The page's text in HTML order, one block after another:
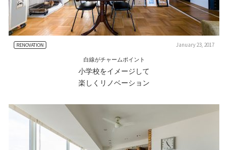
RENOVATION January 23, 2017
白線がチャームポイント
小学校をイメージして
楽しくリノベーション